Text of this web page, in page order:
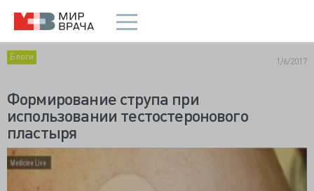
Блоги 1/6/2017
Формирование струпа при
использовании тестостеронового
пластыря